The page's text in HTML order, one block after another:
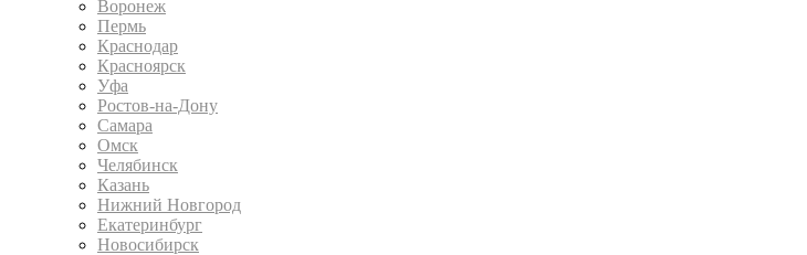
Воронеж
Пермь
Краснодар
Красноярск
Уфа
Ростов-на-Дону
Самара
Омск
Челябинск
Казань
Нижний Новгород
Екатеринбург
Новосибирск